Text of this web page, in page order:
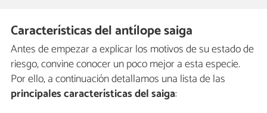
Características del antílope saiga
Antes de empezar a explicar los motivos de su estado de
riesgo, convine conocer un poco mejor a esta especie.
Por ello, a continuación detallamos una lista de las
principales características del saiga: